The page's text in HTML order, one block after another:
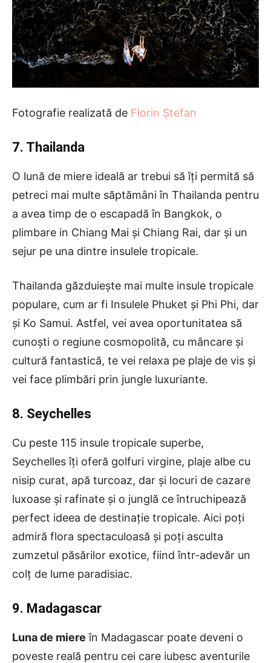
Fotografie realizată de Florin Ștefan
7. Thailanda
O lună de miere ideală ar trebui să îți permită să
petreci mai multe săptămâni în Thailanda pentru
a avea timp de o escapadă în Bangkok, o
plimbare in Chiang Mai și Chiang Rai, dar și un
sejur pe una dintre insulele tropicale.
Thailanda găzduiește mai multe insule tropicale
populare, cum ar fi Insulele Phuket și Phi Phi, dar
și Ko Samui. Astfel, vei avea oportunitatea să
cunoști o regiune cosmopolită, cu mâncare și
cultură fantastică, te vei relaxa pe plaje de vis și
vei face plimbări prin jungle luxuriante.
8. Seychelles
Cu peste 115 insule tropicale superbe,
Seychelles îți oferă golfuri virgine, plaje albe cu
nisip curat, apă turcoaz, dar și locuri de cazare
luxoase și rafinate și o junglă ce întruchipează
perfect ideea de destinație tropicale. Aici poți
admiră flora spectaculoasă și poți asculta
zumzetul păsărilor exotice, fiind într-adevăr un
colț de lume paradisiac.
9. Madagascar
Luna de miere în Madagascar poate deveni o
poveste reală pentru cei care iubesc aventurile